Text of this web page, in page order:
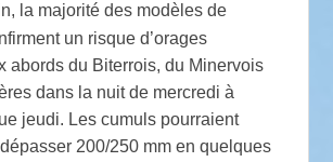
la majorité des modèles de
un risque d’orages
abords du Biterrois, du Minervois
dans la nuit de mercredi à
jeudi. Les cumuls pourraient
200/250 mm en quelques